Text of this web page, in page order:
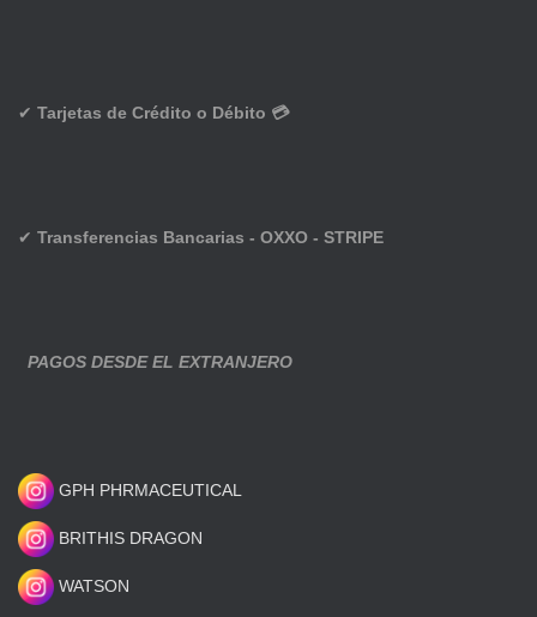
✔ Tarjetas de Crédito o Débito 💳
✔ Transferencias Bancarias - OXXO - STRIPE
PAGOS DESDE EL EXTRANJERO
GPH PHRMACEUTICAL
BRITHIS DRAGON
WATSON